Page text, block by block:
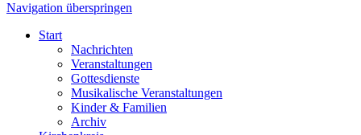
Navigation überspringen
Start
Nachrichten
Veranstaltungen
Gottesdienste
Musikalische Veranstaltungen
Kinder & Familien
Archiv